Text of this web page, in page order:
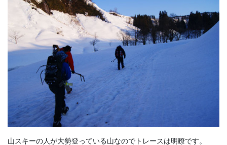
山スキーの人が大勢登っている山なのでトレースは明瞭です。